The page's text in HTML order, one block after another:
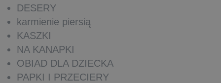
DESERY
karmienie piersią
KASZKI
NA KANAPKI
OBIAD DLA DZIECKA
PAPKI I PRZECIERY